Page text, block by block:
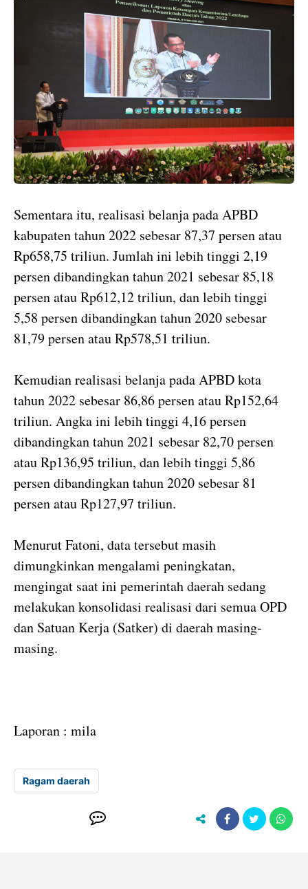
Sementara itu, realisasi belanja pada APBD
kabupaten tahun 2022 sebesar 87,37 persen atau
Rp658,75 triliun. Jumlah ini lebih tinggi 2,19
persen dibandingkan tahun 2021 sebesar 85,18
persen atau Rp612,12 triliun, dan lebih tinggi
5,58 persen dibandingkan tahun 2020 sebesar
81,79 persen atau Rp578,51 triliun.
Kemudian realisasi belanja pada APBD kota
tahun 2022 sebesar 86,86 persen atau Rp152,64
triliun. Angka ini lebih tinggi 4,16 persen
dibandingkan tahun 2021 sebesar 82,70 persen
atau Rp136,95 triliun, dan lebih tinggi 5,86
persen dibandingkan tahun 2020 sebesar 81
persen atau Rp127,97 triliun.
Menurut Fatoni, data tersebut masih
dimungkinkan mengalami peningkatan,
mengingat saat ini pemerintah daerah sedang
melakukan konsolidasi realisasi dari semua OPD
dan Satuan Kerja (Satker) di daerah masing-
masing.
Laporan : mila
Ragam daerah